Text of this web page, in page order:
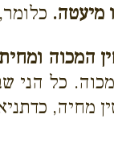
מיעטה.
המכוה
כל הני
מחיה,